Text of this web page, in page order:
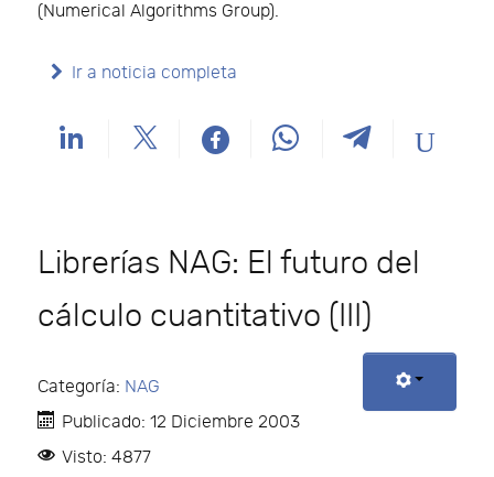
(Numerical Algorithms Group).
Ir a noticia completa
Librerías NAG: El futuro del
cálculo cuantitativo (III)
Categoría: NAG
Publicado: 12 Diciembre 2003
Visto: 4877